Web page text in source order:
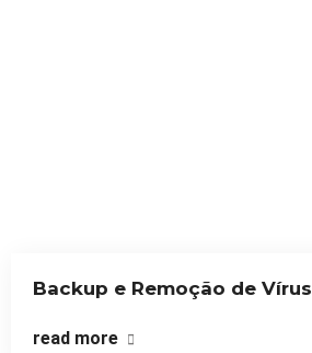
Backup e Remoção de Vírus
read more